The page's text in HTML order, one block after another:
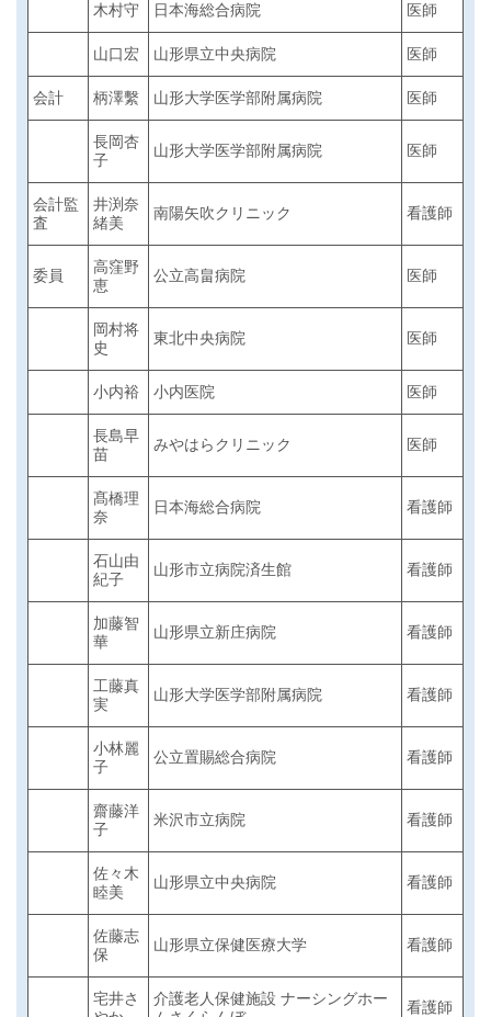
木村守 日本海総合病院 医師
山口宏 山形県立中央病院 医師
会計 柄澤繫 山形大学医学部附属病院 医師
長岡杏
子
山形大学医学部附属病院 医師
会計監
査
井渕奈
緒美
南陽矢吹クリニック 看護師
委員
高窪野
恵
公立高畠病院 医師
岡村将
史
東北中央病院 医師
小内裕 小内医院 医師
長島早
苗
みやはらクリニック 医師
髙橋理
奈
日本海総合病院 看護師
石山由
紀子
山形市立病院済生館 看護師
加藤智
華
山形県立新庄病院 看護師
工藤真
実
山形大学医学部附属病院 看護師
小林麗
子
公立置賜総合病院 看護師
齋藤洋
子
米沢市立病院 看護師
佐々木
睦美
山形県立中央病院 看護師
佐藤志
保
山形県立保健医療大学 看護師
宅井さ
介護老人保健施設 ナーシングホー
看護師